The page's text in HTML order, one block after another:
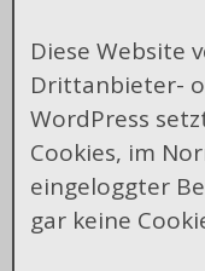
Diese Website
Drittanbieter-
WordPress
Cookies, im
eingeloggter
gar keine